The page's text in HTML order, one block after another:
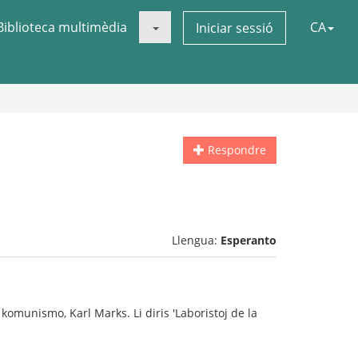
multimèdia Iniciar sessió CA
Respondre
Llengua: Esperanto
Karl Marks. Li diris 'Laboristoj de la